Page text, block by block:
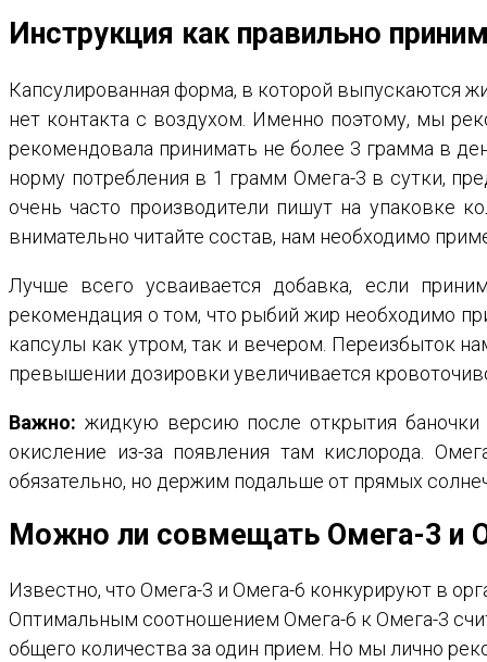
Инструкция как правильно
Капсулированная форма, в которой выпускаются
нет контакта с воздухом. Именно поэтому, мы
рекомендовала принимать не более 3 грамма в
норму потребления в 1 грамм Омега-3 в сутки,
очень часто производители пишут на упаковке
внимательно читайте состав, нам необходимо
Лучше всего усваивается добавка, если
рекомендация о том, что рыбий жир необходимо
капсулы как утром, так и вечером. Переизбыток
превышении дозировки увеличивается
Важно: жидкую версию после открытия баночки
окисление из-за появления там кислорода.
обязательно, но держим подальше от прямых
Можно ли совмещать Омега-3 и
Известно, что Омега-3 и Омега-6 конкурируют в
Оптимальным соотношением Омега-6 к Омега-3
общего количества за один прием. Но мы лично